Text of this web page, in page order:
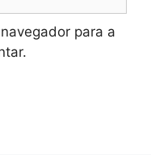
para a